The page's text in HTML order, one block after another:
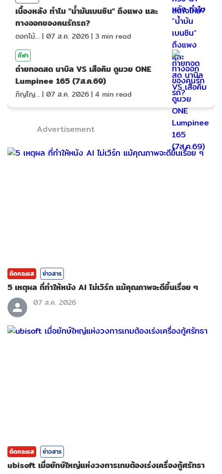
เบื้องหลัง ทำไม "น้ำมันเบนซิน" ถึงแพง และ
ทางออกของคนรักรถ?
ดอกไม้กับสายน้ำ | 07 ส.ค. 2026| 3 min read
กีฬา
ถ่ายทอดสด นาบิล VS เสือคิม ดูมวย ONE
Lumpinee 165 (7ส.ค.69)
ภิญโญ ส่องแสง | 07 ส.ค. 2026| 4 min read
Advertisement
ติดกระแส ข่าวสาร
5 เหตุผล ที่ทำให้หนัง AI ไม่เวิร์ก แม้คุณภาพจะดีขึ้นเรื่อย ๆ
07 ส.ค. 2026
ติดกระแส ข่าวสาร
ubisoft เมื่อยักษ์ใหญ่แห่งวงการเกมต้องเร่งเครื่องกู้ศรัทธา